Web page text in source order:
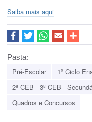
Saiba mais aqui
Pasta:
Pré-Escolar
1º Ciclo
2º CEB - 3º CEB -
Quadros e Concursos